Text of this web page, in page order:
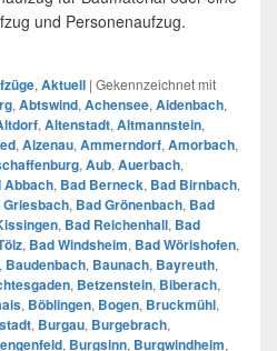
und Personenaufzug.
für Bauaufzüge
, Aktuell | Gekennzeichnet mit
, Abtswind, Achensee, Aidenbach,
, Altenstadt, Altmannstein,
, Alzenau, Ammerndorf, Amorbach,
, Aub, Auerbach,
Abbach, Bad Berneck, Bad Birnbach,
Griesbach, Bad Grönenbach, Bad
, Bad Reichenhall, Bad
, Bad Windsheim, Bad Wörishofen,
, Baudenbach, Baunach, Bayreuth,
, Betzenstein, Biberach,
, Böblingen, Bogen, Bruckmühl,
, Burgau, Burgebrach,
, Burgsinn, Burgwindheim,